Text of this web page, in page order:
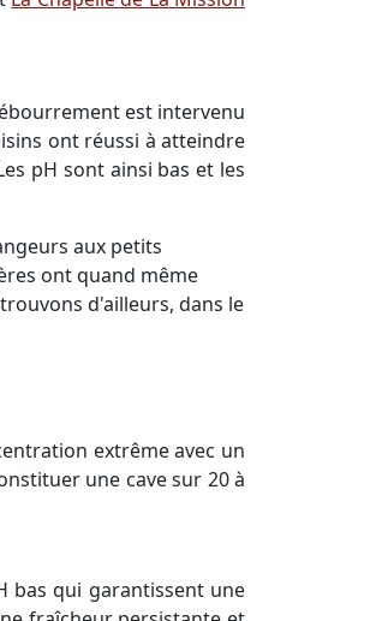
est intervenu
ont réussi à atteindre
pH sont ainsi bas et les
aux petits
ont quand même
d'ailleurs, dans le
extrême avec un
une cave sur 20 à
bas qui garantissent une